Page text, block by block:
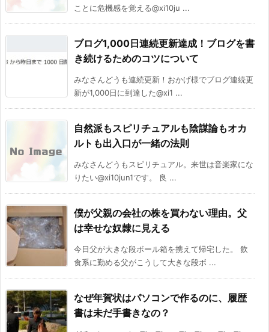
ことに危機感を覚える@xi10ju ...
ブログ1,000日連続更新達成！ブログを書
き続けるためのコツについて
みなさんどうも連続更新！おかげ様でブログ連続更
新が1,000日に到達した@xi1 ...
自然派もスピリチュアルも陰謀論もオカ
ルトも出入口が一緒の法則
みなさんどうもスピリチュアル。来世は音楽家にな
りたい@xi10jun1です。 良 ...
僕が父親の会社の株を買わない理由。父
は幸せな奴隷に見える
今日父が大きな段ボール箱を携えて帰宅した。 飲
食系に勤める父がこうして大きな段ボ ...
なぜ年賀状はパソコンで作るのに、履歴
書は未だ手書きなの？